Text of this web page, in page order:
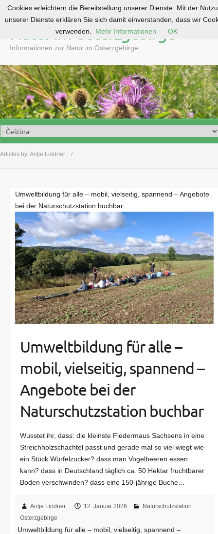
o
c
o
n
t
e
n
Natur im Osterzgebirge
Informationen zur Natur im Osterzgebirge
Articles by: Antje Lindner
Umweltbildung für alle – mobil, vielseitig, spannend – Angebote
bei der Naturschutzstation buchbar
Umweltbildung für alle –
mobil, vielseitig, spannend –
Angebote bei der
Naturschutzstation buchbar
Wusstet ihr, dass: die kleinste Fledermaus Sachsens in eine
Streichholzschachtel passt und gerade mal so viel wiegt wie
ein Stück Würfelzucker? dass man Vogelbeeren essen
kann? dass in Deutschland täglich ca. 50 Hektar fruchtbarer
Boden verschwinden? dass eine 150-jährige Buche…
Antje Lindner 12. Januar 2026
Naturschutzstation
Osterzgebirge
Umweltbildung für alle – mobil, vielseitig, spannend –
Cookies erleichtern die Bereitstellung unserer Dienste. Mit der
unserer Dienste erklären Sie sich damit einverstanden, dass wir
verwenden.
Mehr Informationen OK